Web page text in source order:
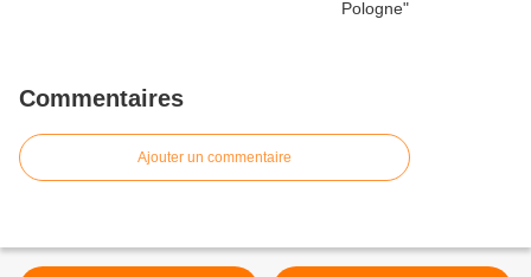
Commentaires
Ajouter un commentaire